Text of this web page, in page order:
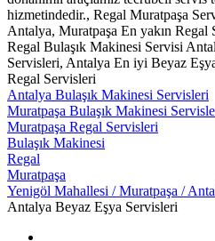
hizmetindedir., Regal Muratpaşa
Antalya, Muratpaşa En yakın Regal
Regal Bulaşık Makinesi Servisi
Servisleri, Antalya En iyi Beyaz
Regal Servisleri
Antalya Bulaşık Makinesi Servisleri
Muratpaşa Bulaşık Makinesi
Muratpaşa Regal Servisleri
Bulaşık Makinesi
Regal
Muratpaşa
Yenigöl Mahallesi / Muratpaşa /
Antalya Beyaz Eşya Servisleri